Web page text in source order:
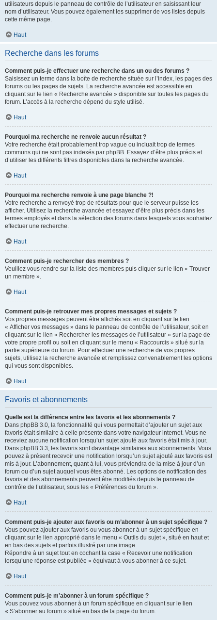
utilisateurs depuis le panneau de contrôle de l’utilisateur en saisissant leur
nom d’utilisateur. Vous pouvez également les supprimer de vos listes depuis
cette même page.
Haut
Recherche dans les forums
Comment puis-je effectuer une recherche dans un ou des forums ?
Saisissez un terme dans la boîte de recherche située sur l’index, les pages des
forums ou les pages de sujets. La recherche avancée est accessible en
cliquant sur le lien « Recherche avancée » disponible sur toutes les pages du
forum. L’accès à la recherche dépend du style utilisé.
Haut
Pourquoi ma recherche ne renvoie aucun résultat ?
Votre recherche était probablement trop vague ou incluait trop de termes
communs qui ne sont pas indexés par phpBB. Essayez d’être plus précis et
d’utiliser les différents filtres disponibles dans la recherche avancée.
Haut
Pourquoi ma recherche renvoie à une page blanche ?!
Votre recherche a renvoyé trop de résultats pour que le serveur puisse les
afficher. Utilisez la recherche avancée et essayez d’être plus précis dans les
termes employés et dans la sélection des forums dans lesquels vous souhaitez
effectuer une recherche.
Haut
Comment puis-je rechercher des membres ?
Veuillez vous rendre sur la liste des membres puis cliquer sur le lien « Trouver
un membre ».
Haut
Comment puis-je retrouver mes propres messages et sujets ?
Vos propres messages peuvent être affichés soit en cliquant sur le lien
« Afficher vos messages » dans le panneau de contrôle de l’utilisateur, soit en
cliquant sur le lien « Rechercher les messages de l’utilisateur » sur la page de
votre propre profil ou soit en cliquant sur le menu « Raccourcis » situé sur la
partie supérieure du forum. Pour effectuer une recherche de vos propres
sujets, utilisez la recherche avancée et remplissez convenablement les options
qui vous sont disponibles.
Haut
Favoris et abonnements
Quelle est la différence entre les favoris et les abonnements ?
Dans phpBB 3.0, la fonctionnalité qui vous permettait d’ajouter un sujet aux
favoris était similaire à celle présente dans votre navigateur internet. Vous ne
receviez aucune notification lorsqu’un sujet ajouté aux favoris était mis à jour.
Dans phpBB 3.3, les favoris sont davantage similaires aux abonnements. Vous
pouvez à présent recevoir une notification lorsqu’un sujet ajouté aux favoris est
mis à jour. L’abonnement, quant à lui, vous préviendra de la mise à jour d’un
forum ou d’un sujet auquel vous êtes abonné. Les options de notification des
favoris et des abonnements peuvent être modifiés depuis le panneau de
contrôle de l’utilisateur, sous les « Préférences du forum ».
Haut
Comment puis-je ajouter aux favoris ou m’abonner à un sujet spécifique ?
Vous pouvez ajouter aux favoris ou vous abonner à un sujet spécifique en
cliquant sur le lien approprié dans le menu « Outils du sujet », situé en haut et
en bas des sujets et parfois illustré par une image.
Répondre à un sujet tout en cochant la case « Recevoir une notification
lorsqu’une réponse est publiée » équivaut à vous abonner à ce sujet.
Haut
Comment puis-je m’abonner à un forum spécifique ?
Vous pouvez vous abonner à un forum spécifique en cliquant sur le lien
« S’abonner au forum » situé en bas de la page du forum.